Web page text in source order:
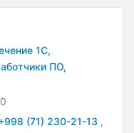
1С,
ПО,
(71) 230-21-13 ,